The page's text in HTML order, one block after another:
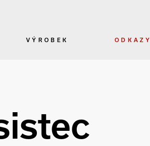
VÝROBEK ODKAZY